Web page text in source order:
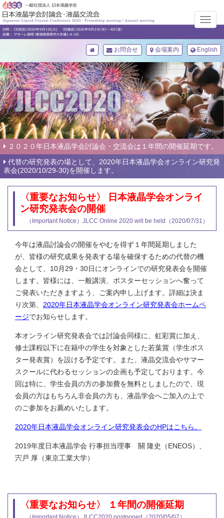
メ
ュ
ー
お問合せ 会場案内 English
２０２０年日本液晶学会討論会・交流会は１年間の開催延期です。
代替の研究発表の場として、2020年日本液晶学会オンライン研究発
表会(2020/10/29-30)を開催します。
〈重要なお知らせ〉 日本液晶学会オンライ
ン研究発表会の開催
（Important Notice）JLCC Online 2020 will be held（2020/07/31）
今年は液晶討論会の開催をやむを得ず１年間延期しました
が、皆様の研究成果を発表する場を確保するための代替の機
会として、10月29・30日にオンラインでの研究発表会を開催
します。皆様には、一般講演、ポスターセッションへ奮って
ご発表いただきますよう、ご案内申し上げます。詳細は決ま
り次第、 2020年日本液晶学会オンライン研究発表会ホームペ
ージでお知らせします。
本オンライン研究発表会では討論会同様に、虹彩賞に加え、
修士課程以下に在籍中の学生を対象とした若葉賞（学生ポス
ター発表賞）を設ける予定です。また、液晶交流会やサマー
スクールに代わるセッションの企画も予定しております。今
回は特に、学生会員の方の参加費を無料としましたので、現
会員の方はもちろん非会員の方も、液晶学会へご加入の上で
のご参加をお薦めいたします。
2020年日本液晶学会オンライン研究発表会のHPはこちら。
2019年度日本液晶学会 行事担当理事 關 隆史（ENEOS）、
宍戸 厚（東京工業大学）
〈重要なお知らせ〉 １年間の開催延期